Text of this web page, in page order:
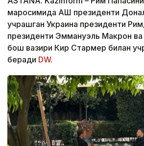
маросимида АҚШ президенти
учрашган Украина президенти
президенти Эммануэль Макрон
бош вазири Кир Стармер билан
беради DW.